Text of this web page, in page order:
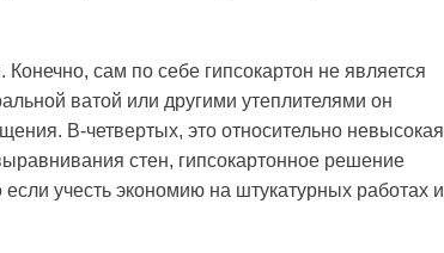
Конечно, сам по себе гипсокартон не является
ватой или другими утеплителями он
В-четвертых, это относительно невысокая
стен, гипсокартонное решение
учесть экономию на штукатурных работах и